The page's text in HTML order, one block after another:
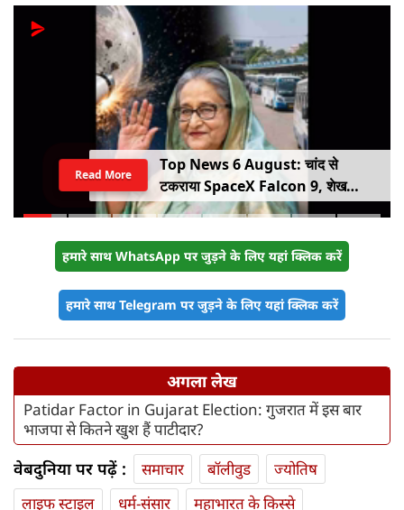
Top News 6 August: चांद से
टकराया SpaceX Falcon 9, शेख
हसीना की घर वापसी का ऐलान, MP में बस
Read More
हमारे साथ WhatsApp पर जुड़ने के लिए यहां क्लिक करें
हमारे साथ Telegram पर जुड़ने के लिए यहां क्लिक करें
अगला लेख
Patidar Factor in Gujarat Election: गुजरात में इस बार
भाजपा से कितने खुश हैं पाटीदार?
वेबदुनिया पर पढ़ें : समाचार बॉलीवुड
ज्योतिष
लाइफ स्‍टाइल
धर्म-संसार
महाभारत के किस्से